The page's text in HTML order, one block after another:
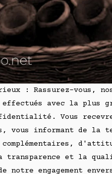
: Rassurez-vous,
avec la plus
Vous
vous informant de la
transparence et la
notre engagement